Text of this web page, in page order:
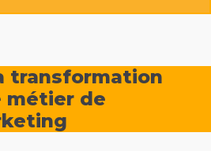
transformation
métier de